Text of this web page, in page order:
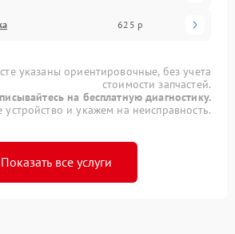
625 р
указаны ориентировочные, без учета
стоимости запчастей.
на бесплатную диагностику.
и укажем на неисправность.
Показать все услуги